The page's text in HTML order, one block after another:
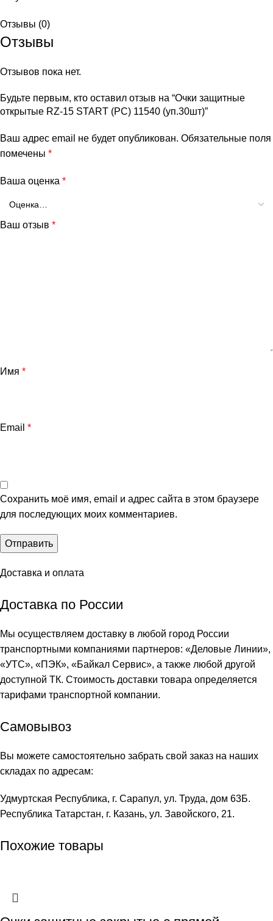
Отзывы (0)
Отзывы
Отзывов пока нет.
Будьте первым, кто оставил отзыв на “Очки защитные
открытые RZ-15 START (PC) 11540 (уп.30шт)”
Ваш адрес email не будет опубликован. Обязательные поля
помечены *
Ваша оценка *
Ваш отзыв *
Имя *
Email *
Сохранить моё имя, email и адрес сайта в этом браузере
для последующих моих комментариев.
Доставка и оплата
Доставка по России
Мы осуществляем доставку в любой город России
транспортными компаниями партнеров: «Деловые Линии»,
«УТС», «ПЭК», «Байкал Сервис», а также любой другой
доступной ТК. Стоимость доставки товара определяется
тарифами транспортной компании.
Самовывоз
Вы можете самостоятельно забрать свой заказ на наших
складах по адресам:
Удмуртская Республика, г. Сарапул, ул. Труда, дом 63Б.
Республика Татарстан, г. Казань, ул. Завойского, 21.
Похожие товары